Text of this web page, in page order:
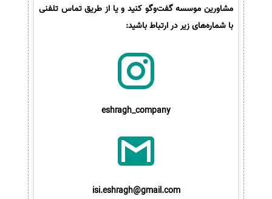
مشاورین موسسه گفت‌وگو کنید و یا از طریق تماس تلفنی
با شماره‌های زیر در ارتباط باشید:
eshragh_company
isi.eshragh@gmail.com